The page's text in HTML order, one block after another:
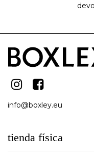
info@boxley.eu
tienda física